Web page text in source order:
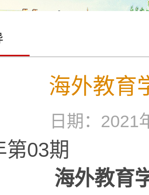
海外教育
日期：
第03期
海外教育